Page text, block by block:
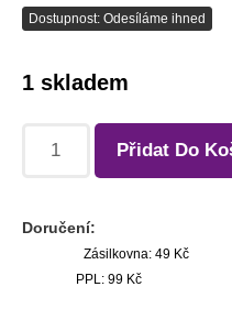
Dostupnost: Odesíláme ihned
1 skladem
Přidat Do
Doručení:
Zásilkovna: 49 Kč
PPL: 99 Kč